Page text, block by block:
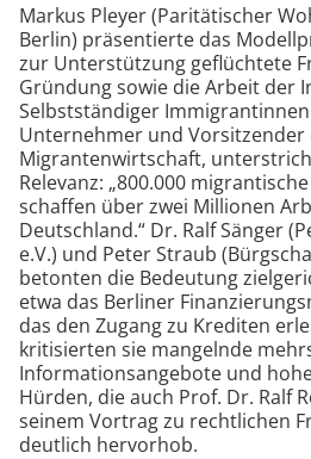
Markus Pleyer (Paritätischer
Berlin) präsentierte das
zur Unterstützung geflüchtete
Gründung sowie die Arbeit der
Selbstständiger Immigrantinnen
Unternehmer und Vorsitzender
Migrantenwirtschaft,
Relevanz: „800.000
schaffen über zwei Millionen
Deutschland.“ Dr. Ralf Sänger
e.V.) und Peter Straub
betonten die Bedeutung
etwa das Berliner
das den Zugang zu Krediten
kritisierten sie mangelnde
Informationsangebote und
Hürden, die auch Prof. Dr. Ralf
seinem Vortrag zu rechtlichen
deutlich hervorhob.